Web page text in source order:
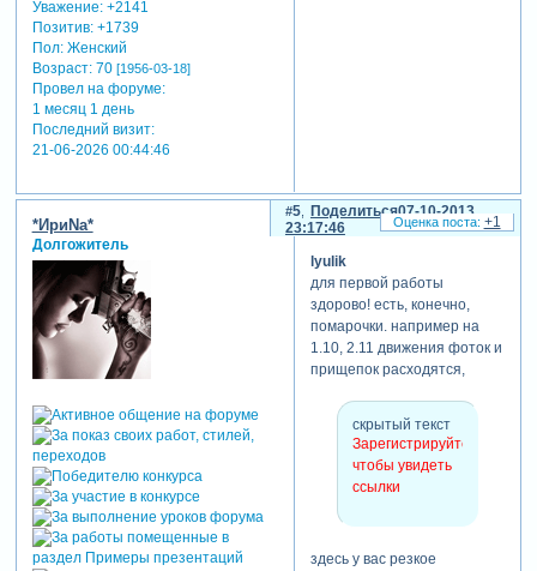
Уважение: +2141
Позитив: +1739
Пол:Женский
Возраст:70 [1956-03-18]
Провел на форуме:
1 месяц 1 день
Последний визит:
21-06-2026 00:44:46
Поделиться
5
07-10-2013
23:17:46
*ИриNа*
Долгожитель
lyulik
для первой работы
здорово! есть, конечно,
помарочки. например на
1.10, 2.11 движения фоток и
прищепок расходятся,
скрытый текст
Зарегистрируйтесь,
чтобы увидеть
ссылки
здесь у вас резкое
+1